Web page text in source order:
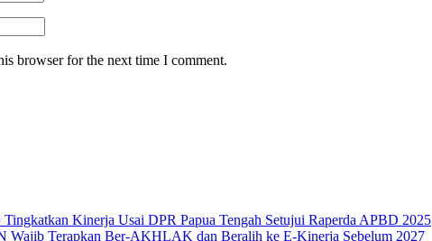
browser for the next time I comment.
Kinerja Usai DPR Papua Tengah Setujui Raperda APBD 2025
Wajib Terapkan Ber-AKHLAK dan Beralih ke E-Kinerja Sebelum 2027